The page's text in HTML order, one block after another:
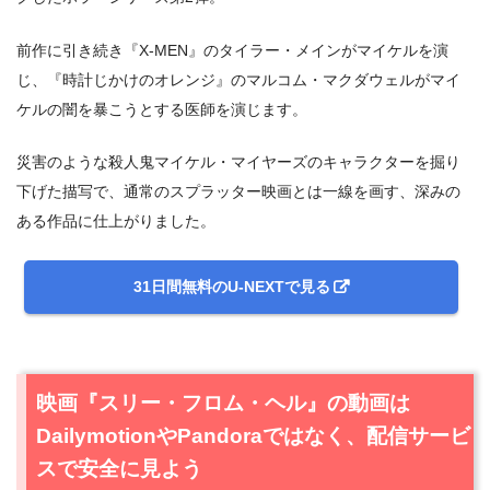
前作に引き続き『X-MEN』のタイラー・メインがマイケルを演
じ、『時計じかけのオレンジ』のマルコム・マクダウェルがマイ
ケルの闇を暴こうとする医師を演じます。
災害のような殺人鬼マイケル・マイヤーズのキャラクターを掘り
下げた描写で、通常のスプラッター映画とは一線を画す、深みの
ある作品に仕上がりました。
31日間無料のU-NEXTで見る
映画『スリー・フロム・ヘル』の動画は
DailymotionやPandoraではなく、配信サービ
スで安全に見よう